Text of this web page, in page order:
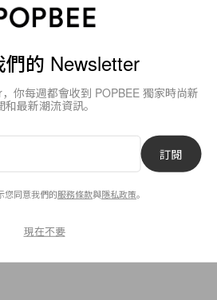
生產口罩、Gap 取消下季
退出男裝市場⋯
些機構的好消息？
們的 Newsletter
你每週都會收到 POPBEE 獨家時尚新
和最新潮流資訊。
訂閱
您同意我們的服務條款與隱私政策。
現在不要